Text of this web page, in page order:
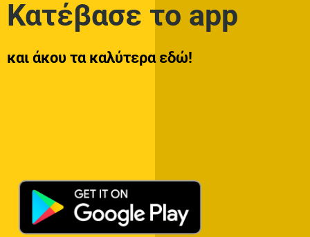
Κατέβασε το app
και άκου τα καλύτερα εδώ!